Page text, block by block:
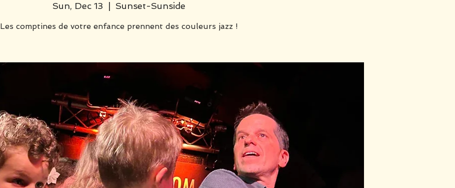
Sun, Dec 13 Sunset-Sunside
Les comptines de votre enfance prennent des couleurs jazz !